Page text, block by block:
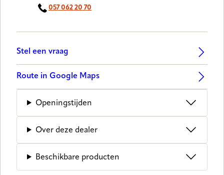
057 062 20 70
Stel een vraag
Route in Google Maps
Openingstijden
Over deze dealer
Beschikbare producten